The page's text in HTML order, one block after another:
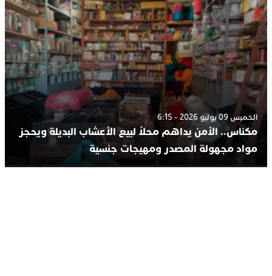
الخميس 09 يوليو 2026 - 6:15
مكناس.. الأمن يداهم محلاً لبيع الأعشاب البديلة ويحجز
مواد مجهولة المصدر ومهيجات جنسية